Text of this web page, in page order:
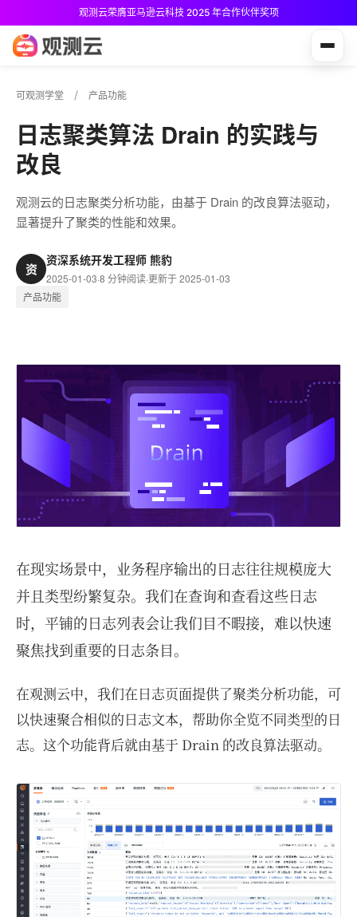
观测云荣膺亚马逊云科技 2025 年合作伙伴奖项
可观测学堂 产品功能
日志聚类算法 Drain 的实践与
改良
观测云的日志聚类分析功能，由基于 Drain 的改良算法驱动，
显著提升了聚类的性能和效果。
资
资深系统开发工程师 熊豹
2025-01-03·8 分钟阅读·更新于 2025-01-03
产品功能
在现实场景中，业务程序输出的日志往往规模庞大
并且类型纷繁复杂。我们在查询和查看这些日志
时，平铺的日志列表会让我们目不暇接，难以快速
聚焦找到重要的日志条目。
在观测云中，我们在日志页面提供了聚类分析功能，可
以快速聚合相似的日志文本，帮助你全览不同类型的日
志。这个功能背后就由基于 Drain 的改良算法驱动。